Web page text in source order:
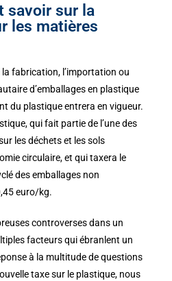
savoir sur la
les matières
fabrication, l’importation ou
d’emballages en plastique
du plastique entrera en vigueur.
qui fait partie de l’une des
les déchets et les sols
circulaire, et qui taxera le
des emballages non
euro/kg.
controverses dans un
facteurs qui ébranlent un
à la multitude de questions
taxe sur le plastique, nous